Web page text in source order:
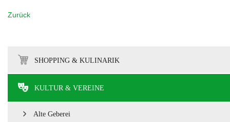
Zurück
SHOPPING & KULINARIK
KULTUR & VEREINE
Alte Geberei